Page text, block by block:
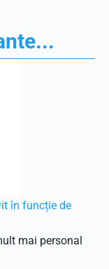
în funcție de
mai personal